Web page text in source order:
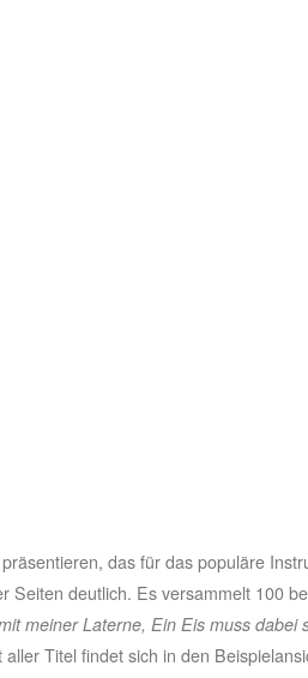
das für das populäre
deutlich. Es versammelt 100
meiner Laterne, Ein Eis muss dabei
Titel findet sich in den